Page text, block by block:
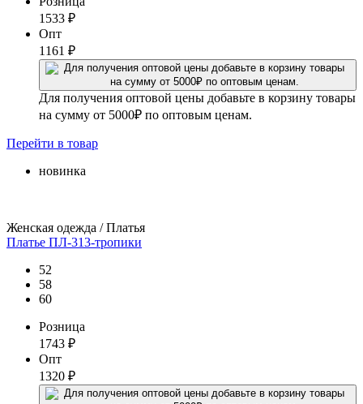
1533 ₽
Опт
1161 ₽
Для получения оптовой цены добавьте в корзину товары
на сумму от 5000₽ по оптовым ценам.
Перейти в товар
новинка
Женская одежда / Платья
Платье ПЛ-313-тропики
52
58
60
Розница
1743 ₽
Опт
1320 ₽